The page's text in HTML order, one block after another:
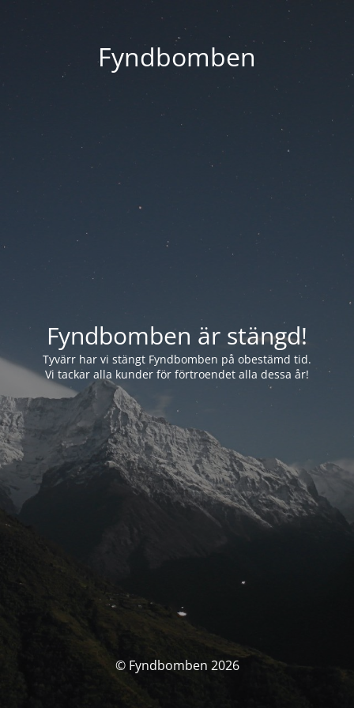
Fyndbomben
Fyndbomben är stängd!
Tyvärr har vi stängt Fyndbomben på obestämd tid.
Vi tackar alla kunder för förtroendet alla dessa år!
© Fyndbomben 2026